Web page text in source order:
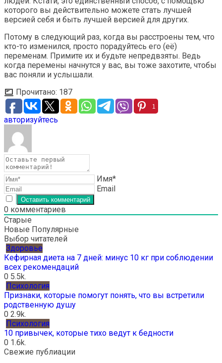
которого вы действительно можете стать лучшей
версией себя и быть лучшей версией для других.
Потому в следующий раз, когда вы расстроены тем, что
кто-то изменился, просто порадуйтесь его (её)
переменам. Примите их и будьте непредвзяты. Ведь
когда перемены начнутся у вас, вы тоже захотите, чтобы
вас поняли и услышали.
Прочитано: 187
1
авторизуйтесь
Имя*
Email
0 комментариев
Старые
Новые Популярные
Выбор читателей
Здоровье
Кефирная диета на 7 дней: минус 10 кг при соблюдении
всех рекомендаций
0 5.5k.
Психология
Признаки, которые помогут понять, что вы встретили
родственную душу
0 2.9k.
Психология
10 привычек, которые тихо ведут к бедности
0 1.6k.
Свежие публиации